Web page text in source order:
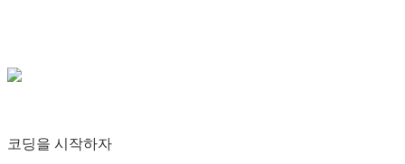
코딩을 시작하자